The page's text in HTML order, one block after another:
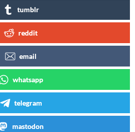
tumblr
reddit
email
whatsapp
telegram
mastodon